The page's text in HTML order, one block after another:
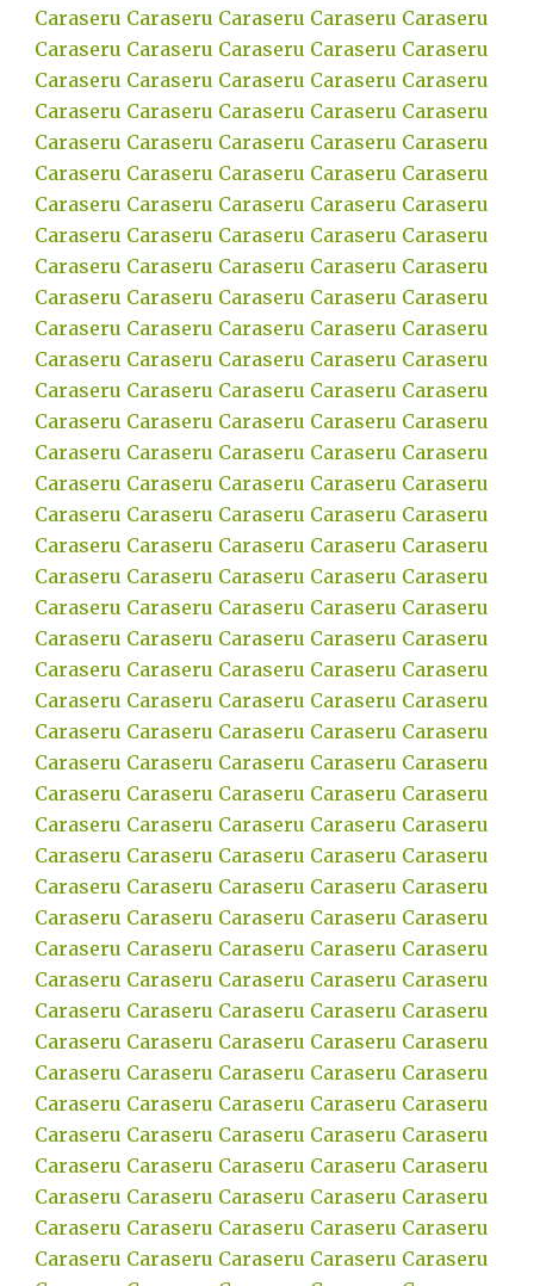
Caraseru Caraseru Caraseru Caraseru Caraseru
Caraseru Caraseru Caraseru Caraseru Caraseru
Caraseru Caraseru Caraseru Caraseru Caraseru
Caraseru Caraseru Caraseru Caraseru Caraseru
Caraseru Caraseru Caraseru Caraseru Caraseru
Caraseru Caraseru Caraseru Caraseru Caraseru
Caraseru Caraseru Caraseru Caraseru Caraseru
Caraseru Caraseru Caraseru Caraseru Caraseru
Caraseru Caraseru Caraseru Caraseru Caraseru
Caraseru Caraseru Caraseru Caraseru Caraseru
Caraseru Caraseru Caraseru Caraseru Caraseru
Caraseru Caraseru Caraseru Caraseru Caraseru
Caraseru Caraseru Caraseru Caraseru Caraseru
Caraseru Caraseru Caraseru Caraseru Caraseru
Caraseru Caraseru Caraseru Caraseru Caraseru
Caraseru Caraseru Caraseru Caraseru Caraseru
Caraseru Caraseru Caraseru Caraseru Caraseru
Caraseru Caraseru Caraseru Caraseru Caraseru
Caraseru Caraseru Caraseru Caraseru Caraseru
Caraseru Caraseru Caraseru Caraseru Caraseru
Caraseru Caraseru Caraseru Caraseru Caraseru
Caraseru Caraseru Caraseru Caraseru Caraseru
Caraseru Caraseru Caraseru Caraseru Caraseru
Caraseru Caraseru Caraseru Caraseru Caraseru
Caraseru Caraseru Caraseru Caraseru Caraseru
Caraseru Caraseru Caraseru Caraseru Caraseru
Caraseru Caraseru Caraseru Caraseru Caraseru
Caraseru Caraseru Caraseru Caraseru Caraseru
Caraseru Caraseru Caraseru Caraseru Caraseru
Caraseru Caraseru Caraseru Caraseru Caraseru
Caraseru Caraseru Caraseru Caraseru Caraseru
Caraseru Caraseru Caraseru Caraseru Caraseru
Caraseru Caraseru Caraseru Caraseru Caraseru
Caraseru Caraseru Caraseru Caraseru Caraseru
Caraseru Caraseru Caraseru Caraseru Caraseru
Caraseru Caraseru Caraseru Caraseru Caraseru
Caraseru Caraseru Caraseru Caraseru Caraseru
Caraseru Caraseru Caraseru Caraseru Caraseru
Caraseru Caraseru Caraseru Caraseru Caraseru
Caraseru Caraseru Caraseru Caraseru Caraseru
Caraseru Caraseru Caraseru Caraseru Caraseru